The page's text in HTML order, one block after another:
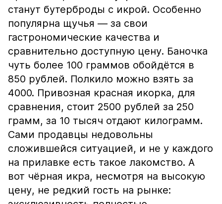
станут бутерброды с икрой. Особенно
популярна щучья — за свои
гастрономические качества и
сравнительно доступную цену. Баночка
чуть более 100 граммов обойдётся в
850 рублей. Полкило можно взять за
4000. Привозная красная икорка, для
сравнения, стоит 2500 рублей за 250
грамм, за 10 тысяч отдают килограмм.
Сами продавцы недовольны
сложившейся ситуацией, и не у каждого
на прилавке есть такое лакомство. А
вот чёрная икра, несмотря на высокую
цену, не редкий гость на рынке: